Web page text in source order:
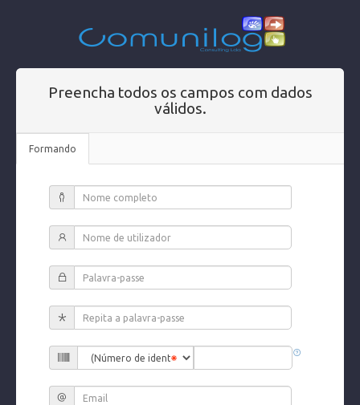
Preencha todos os campos com dados
válidos.
Formando